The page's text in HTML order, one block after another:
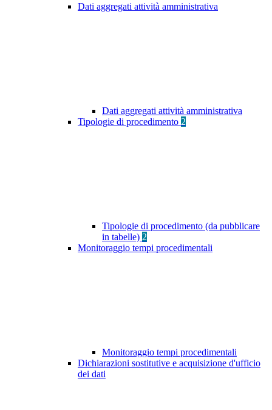
Dati aggregati attività amministrativa
Dati aggregati attività amministrativa
Tipologie di procedimento 2
Tipologie di procedimento (da pubblicare
in tabelle) 2
Monitoraggio tempi procedimentali
Monitoraggio tempi procedimentali
Dichiarazioni sostitutive e acquisizione d'ufficio
dei dati